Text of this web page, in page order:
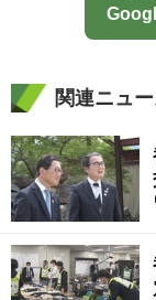
関連ニュ